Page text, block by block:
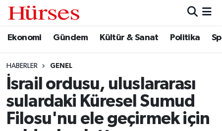
Ekonomi Gündem Kültür & Sanat Politika
HABERLER GENEL
İsrail ordusu, uluslararası
sulardaki Küresel Sumud
Filosu'nu ele geçirmek için
Ekonomi
Gündem
Kültür & Sanat
Politika
Hava Durumu
Trafik Durumu
Süper Lig Puan Durumu ve Fikstür
Tüm Manşetler